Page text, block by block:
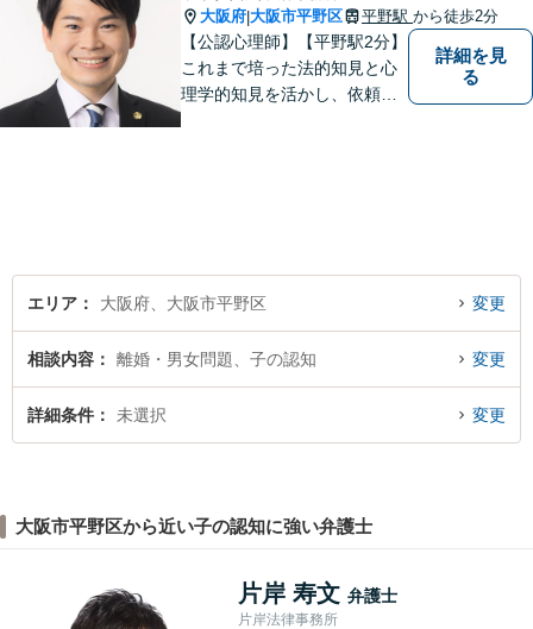
大阪府|大阪市平野区 平野駅 から徒歩2分
【公認心理師】【平野駅2分】
これまで培った法的知見と心
理学的知見を活かし、依頼者
詳細を見
る
エリア 大阪府、大阪市平野区 変更
相談内容 離婚・男女問題、子の認知 変更
詳細条件 未選択 変更
大阪市平野区から近い子の認知に強い弁護士
片岸 寿文 弁護士
片岸法律事務所